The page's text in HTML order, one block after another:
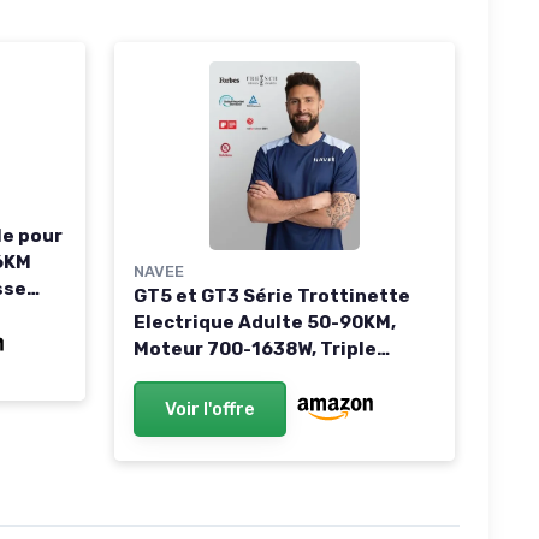
pour
de
NAVEE
GT5 et GT3 Série Trottinette
Electrique Adulte 50-90KM,
Moteur 700-1638W, Triple
Intégré, Connectivité
Bluetooth, Pneus 10" Tubeless,
Voir l'offre